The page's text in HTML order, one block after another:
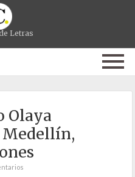
Letras
Olaya
Medellín,